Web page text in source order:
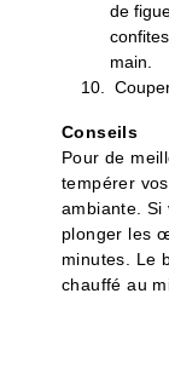
de
main.
Conseils
Pour de
tempérer
ambiante. Si
plonger les
minutes. Le
chauffé au